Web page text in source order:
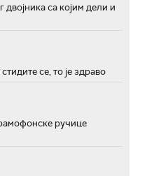
са којим дели и
се, то је здраво
ручице